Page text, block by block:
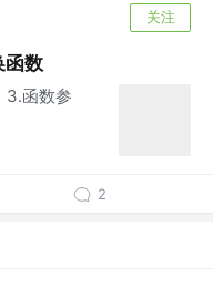
关注
函数
3.函数参
2